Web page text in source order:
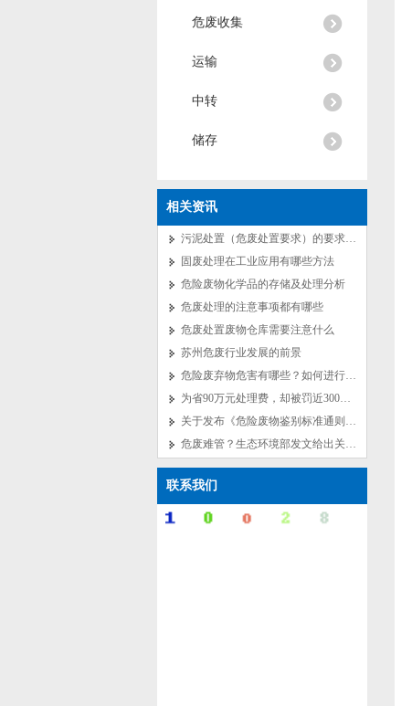
危废收集
运输
中转
储存
相关资讯
污泥处置（危废处置要求）的要求规范有···
固废处理在工业应用有哪些方法
危险废物化学品的存储及处理分析
危废处理的注意事项都有哪些
危废处置废物仓库需要注意什么
苏州危废行业发展的前景
危险废弃物危害有哪些？如何进行危险废···
为省90万元处理费，却被罚近300万···
关于发布《危险废物鉴别标准通则》（G···
危废难管？生态环境部发文给出关键时间···
联系我们